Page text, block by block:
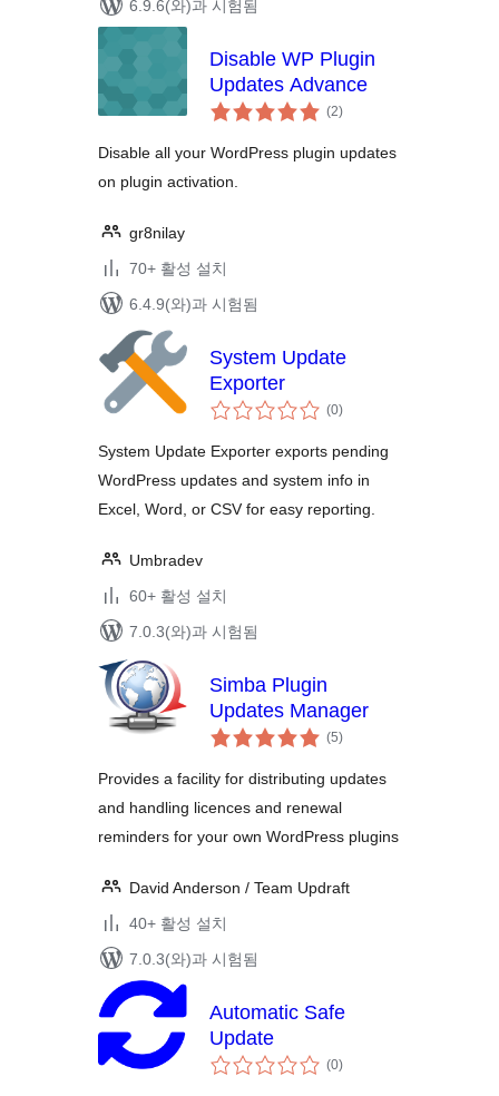
6.9.6(와)과 시험됨
Disable WP Plugin
Updates Advance
(2전
체)
Disable all your WordPress plugin updates
on plugin activation.
gr8nilay
70+ 활성 설치
6.4.9(와)과 시험됨
System Update
Exporter
(0전
체)
System Update Exporter exports pending
WordPress updates and system info in
Excel, Word, or CSV for easy reporting.
Umbradev
60+ 활성 설치
7.0.3(와)과 시험됨
Simba Plugin
Updates Manager
(5전
체)
Provides a facility for distributing updates
and handling licences and renewal
reminders for your own WordPress plugins
David Anderson / Team Updraft
40+ 활성 설치
7.0.3(와)과 시험됨
Automatic Safe
Update
(0전
체)